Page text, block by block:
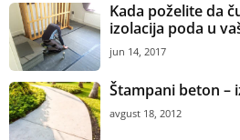
Kada poželite da
izolacija poda u
jun 14, 2017
Štampani beton –
avgust 18, 2012